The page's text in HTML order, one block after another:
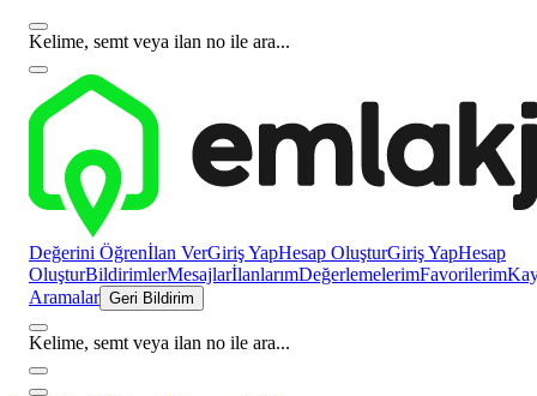
Kelime, semt veya ilan no ile ara...
Değerini Öğrenİlan VerGiriş YapHesap OluşturGiriş YapHesap
OluşturBildirimlerMesajlarİlanlarımDeğerlemelerimFavorilerim
Aramalar Geri Bildirim
Kelime, semt veya ilan no ile ara...